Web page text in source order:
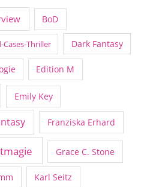
BoD
Cases-Thriller Dark Fantasy
Edition M
Emily Key
Franziska Erhard
Grace C. Stone
Karl Seitz